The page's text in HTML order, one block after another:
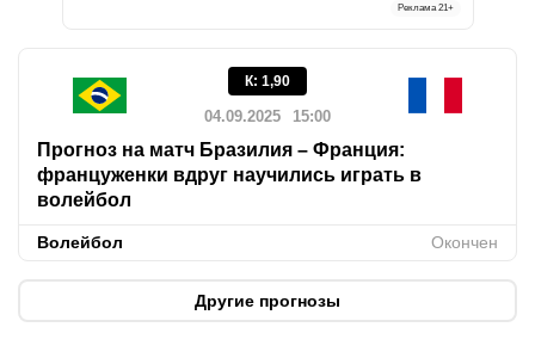
Реклама 21+
К: 1,90
04.09.2025 15:00
Прогноз на матч Бразилия – Франция:
француженки вдруг научились играть в
волейбол
Волейбол Окончен
Другие прогнозы